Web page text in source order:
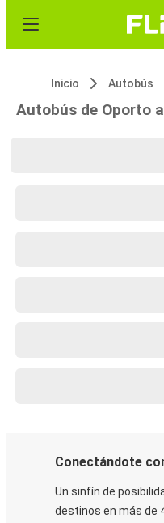
Inicio Autobús
Autobús de Oporto
Conectándote
Un sinfín de
destinos en más de